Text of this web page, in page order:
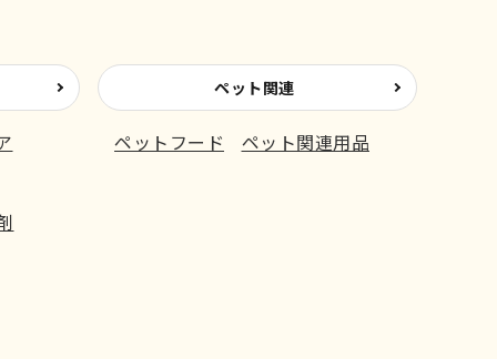
ペット関連
ペットフード ペット関連用品